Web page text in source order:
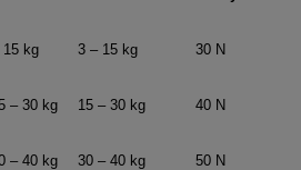
15 kg 3 – 15 kg 30 N
– 30 kg 15 – 30 kg 40 N
– 40 kg 30 – 40 kg 50 N